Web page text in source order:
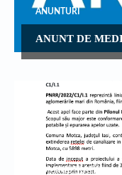
ANUNTURI
ANUNT DE
ADMINISTRATIE